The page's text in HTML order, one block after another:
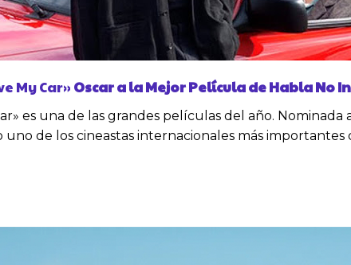
My Car» Oscar a la Mejor Película de Habla No
es una de las grandes películas del año. Nominada
de los cineastas internacionales más